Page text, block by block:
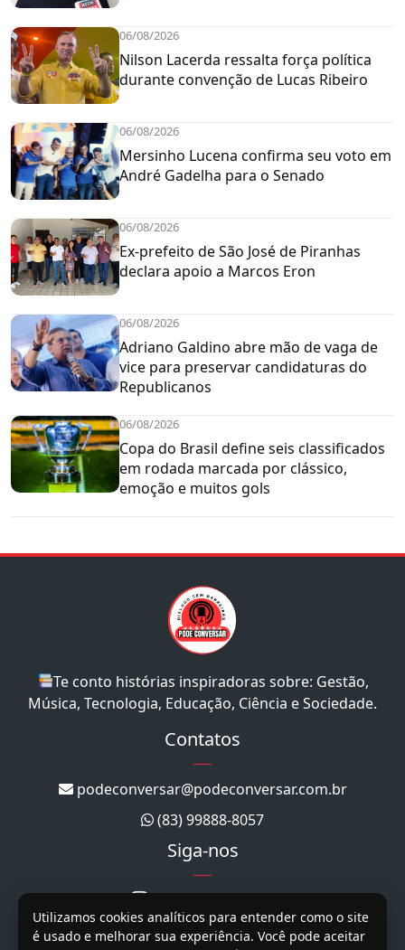
06/08/2026
Nilson Lacerda ressalta força política
durante convenção de Lucas Ribeiro
06/08/2026
Mersinho Lucena confirma seu voto em
André Gadelha para o Senado
06/08/2026
Ex-prefeito de São José de Piranhas
declara apoio a Marcos Eron
06/08/2026
Adriano Galdino abre mão de vaga de
vice para preservar candidaturas do
Republicanos
06/08/2026
Copa do Brasil define seis classificados
em rodada marcada por clássico,
emoção e muitos gols
Te conto histórias inspiradoras sobre: Gestão,
Música, Tecnologia, Educação, Ciência e Sociedade.
Contatos
podeconversar@podeconversar.com.br
(83) 99888-8057
Siga-nos
@podeconversar
Utilizamos cookies analíticos para entender como o site
é usado e melhorar sua experiência. Você pode aceitar